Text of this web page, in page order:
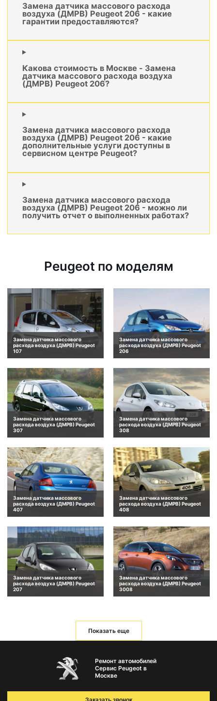
Замена датчика массового расхода
воздуха (ДМРВ) Peugeot 206 - какие
гарантии предоставляются?
Какова стоимость в Москве - Замена
датчика массового расхода воздуха
(ДМРВ) Peugeot 206?
Замена датчика массового расхода
воздуха (ДМРВ) Peugeot 206 - какие
дополнительные услуги доступны в
сервисном центре Peugeot?
Замена датчика массового расхода
воздуха (ДМРВ) Peugeot 206 - можно ли
получить отчет о выполненных работах?
Peugeot по моделям
Замена датчика массового
расхода воздуха (ДМРВ) Peugeot
107
Замена датчика массового
расхода воздуха (ДМРВ) Peugeot
206
Замена датчика массового
расхода воздуха (ДМРВ) Peugeot
307
Замена датчика массового
расхода воздуха (ДМРВ) Peugeot
308
Замена датчика массового
расхода воздуха (ДМРВ) Peugeot
407
Замена датчика массового
расхода воздуха (ДМРВ) Peugeot
408
Замена датчика массового
расхода воздуха (ДМРВ) Peugeot
207
Замена датчика массового
расхода воздуха (ДМРВ) Peugeot
3008
Показать еще
Ремонт автомобилей
Сервис Peugeot в
Москве